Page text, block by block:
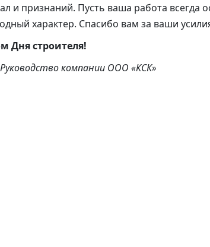
и признаний. Пусть ваша работа всегда
характер. Спасибо вам за ваши
Дня строителя!
компании ООО «КСК»